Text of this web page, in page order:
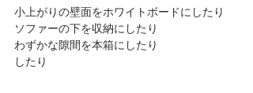
小上がりの壁面をホワイトボードにしたり
ソファーの下を収納にしたり
わずかな隙間を本箱にしたり
したり